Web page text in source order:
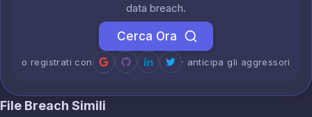
data breach.
Cerca Ora
o registrati con · anticipa gli aggressori
File Breach Simili